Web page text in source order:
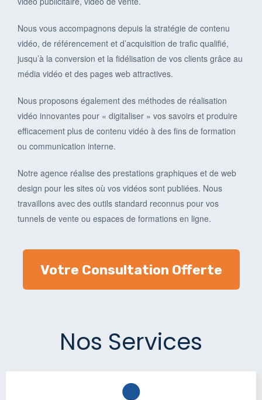
Nous vous accompagnons depuis la stratégie de contenu
vidéo, de référencement et d’acquisition de trafic qualifié,
jusqu’à la conversion et la fidélisation de vos clients grâce au
média vidéo et des pages web attractives.
Nous proposons également des méthodes de réalisation
vidéo innovantes pour « digitaliser » vos savoirs et produire
efficacement plus de contenu vidéo à des fins de formation
ou communication interne.
Notre agence réalise des prestations graphiques et de web
design pour les sites où vos vidéos sont publiées. Nous
travaillons avec des outils standard reconnus pour vos
tunnels de vente ou espaces de formations en ligne.
Votre Consultation Offerte
Nos Services